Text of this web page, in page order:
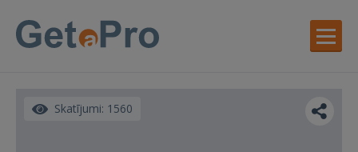
Skatījumi: 1560